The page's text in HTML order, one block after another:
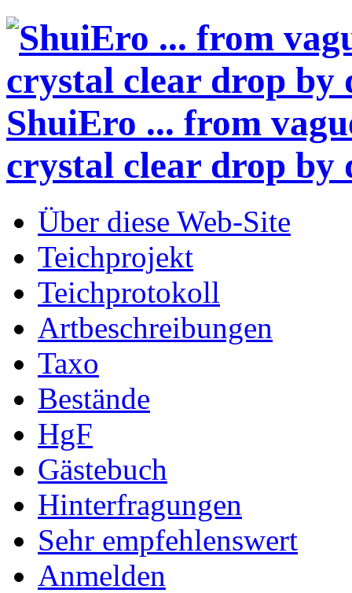
ShuiEro ... from
crystal clear drop by
Über diese Web-Site
Teichprojekt
Teichprotokoll
Artbeschreibungen
Taxo
Bestände
HgF
Gästebuch
Hinterfragungen
Sehr empfehlenswert
Anmelden